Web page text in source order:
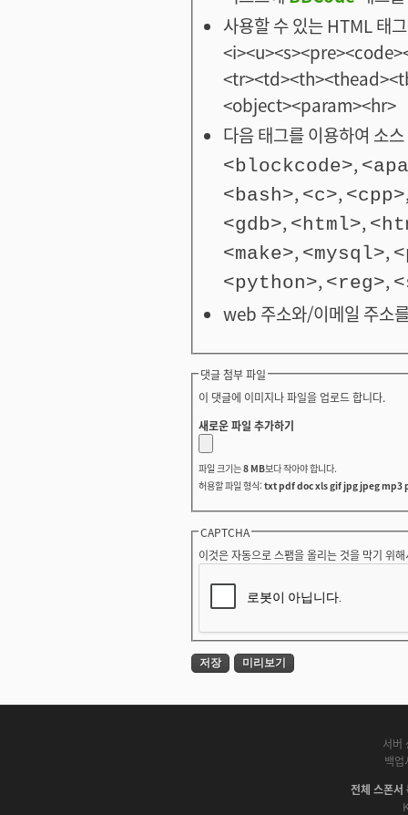
사용할 수 있는 HTML
<object><param><hr>
다음 태그를 이용하여 소
<blockcode>,
<bash>, <c>, <cpp>
<gdb>, <html>,
<make>, <mysql>,
<python>, <reg>,
web 주소와/이메일 주소
댓글 첨부 파일
이 댓글에 이미지나 파일을 업로드 합니다.
새로운 파일 추가하기
파일 크기는8 MB보다 작아야 합니다.
허용할 파일 형식: txt pdf doc xls gif jpg jpeg mp3
CAPTCHA
이것은 자동으로 스팸을 올리는 것을 막기 위
서버
백
전체 스폰서